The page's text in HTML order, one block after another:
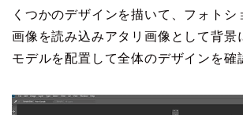
くつかのデザインを描いて、フォトシ
画像を読み込みアタリ画像として背景
モデルを配置して全体のデザインを確